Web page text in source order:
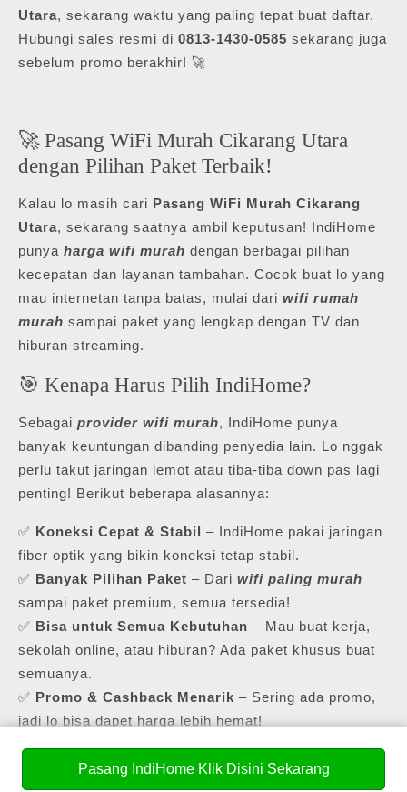
Utara, sekarang waktu yang paling tepat buat daftar.
Hubungi sales resmi di 0813-1430-0585 sekarang juga
sebelum promo berakhir! 🚀
🚀 Pasang WiFi Murah Cikarang Utara
dengan Pilihan Paket Terbaik!
Kalau lo masih cari Pasang WiFi Murah Cikarang
Utara, sekarang saatnya ambil keputusan! IndiHome
punya harga wifi murah dengan berbagai pilihan
kecepatan dan layanan tambahan. Cocok buat lo yang
mau internetan tanpa batas, mulai dari wifi rumah
murah sampai paket yang lengkap dengan TV dan
hiburan streaming.
🎯 Kenapa Harus Pilih IndiHome?
Sebagai provider wifi murah, IndiHome punya
banyak keuntungan dibanding penyedia lain. Lo nggak
perlu takut jaringan lemot atau tiba-tiba down pas lagi
penting! Berikut beberapa alasannya:
✅ Koneksi Cepat & Stabil – IndiHome pakai jaringan
fiber optik yang bikin koneksi tetap stabil.
✅ Banyak Pilihan Paket – Dari wifi paling murah
sampai paket premium, semua tersedia!
✅ Bisa untuk Semua Kebutuhan – Mau buat kerja,
sekolah online, atau hiburan? Ada paket khusus buat
semuanya.
✅ Promo & Cashback Menarik – Sering ada promo,
jadi lo bisa dapet harga lebih hemat!
Pasang IndiHome Klik Disini Sekarang